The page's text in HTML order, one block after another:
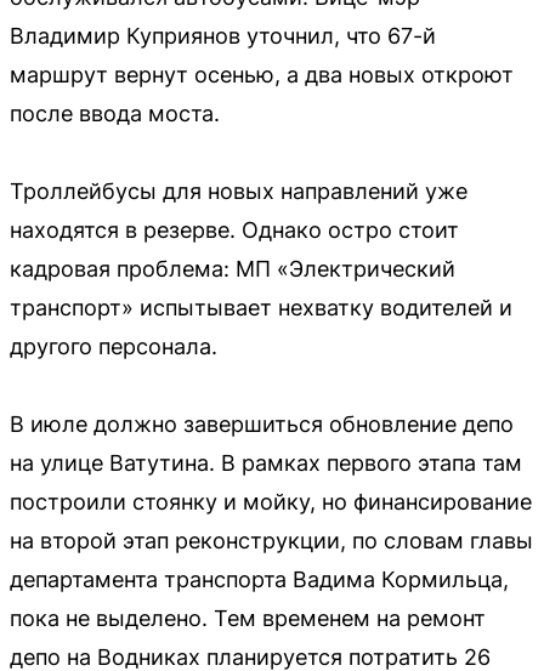
Владимир Куприянов уточнил, что 67-й
маршрут вернут осенью, а два новых откроют
после ввода моста.
Троллейбусы для новых направлений уже
находятся в резерве. Однако остро стоит
кадровая проблема: МП «Электрический
транспорт» испытывает нехватку водителей и
другого персонала.
В июле должно завершиться обновление депо
на улице Ватутина. В рамках первого этапа там
построили стоянку и мойку, но финансирование
на второй этап реконструкции, по словам главы
департамента транспорта Вадима Кормильца,
пока не выделено. Тем временем на ремонт
депо на Водниках планируется потратить 26